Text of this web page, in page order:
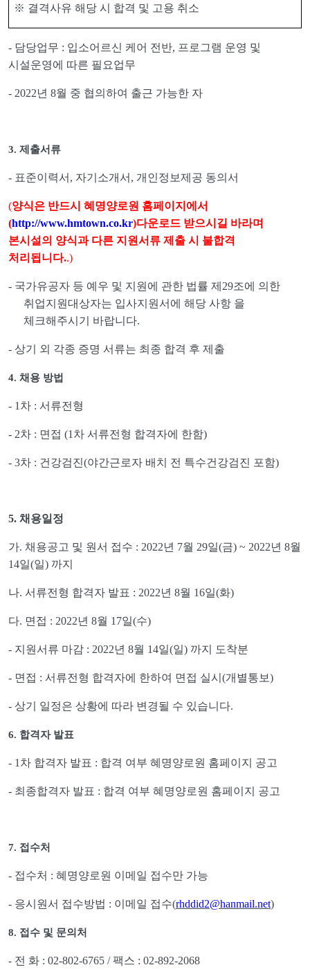
※ 결격사유 해당 시 합격 및 고용 취소
- 담당업무 : 입소어르신 케어 전반, 프로그램 운영 및
시설운영에 따른 필요업무
- 2022년 8월 중 협의하여 출근 가능한 자
3. 제출서류
- 표준이력서 , 자기소개서 , 개인정보제공 동의서
(양식은 반드시 혜명양로원 홈페이지에서
(http://www.hmtown.co.kr)다운로드 받으시길 바라며
본시설의 양식과 다른 지원서류 제출 시 불합격
처리됩니다..)
- 국가유공자 등 예우 및 지원에 관한 법률 제 29조에 의한
취업지원대상자는 입사지원서에 해당 사항 을
체크해주시기 바랍니다.
- 상기 외 각종 증명 서류는 최종 합격 후 제출
4. 채용 방법
- 1 차 : 서류전형
- 2차 : 면접 (1 차 서류전형 합격자에 한함)
- 3차 : 건강검진(야간근로자 배치 전 특수건강검진 포함)
5. 채용일정
가. 채용공고 및 원서 접수 : 2022년 7월 29일(금) ~ 2022년 8월
14일(일) 까지
나. 서류전형 합격자 발표 : 2022년 8월 16일(화)
다. 면접 : 2022년 8월 17일(수)
- 지원서류 마감 : 2022년 8월 14일(일) 까지 도착분
- 면접 : 서류전형 합격자에 한하여 면접 실시 (개별통보)
- 상기 일정은 상황에 따라 변경될 수 있습니다.
6. 합격자 발표
- 1 차 합격자 발표 : 합격 여부 혜명양로원 홈페이지 공고
- 최종합격자 발표 : 합격 여부 혜명양로원 홈페이지 공고
7. 접수처
- 접수처 : 혜명양로원 이메일 접수만 가능
- 응시원서 접수방법 : 이메일 접수(rhddid2@hanmail.net)
8. 접수 및 문의처
- 전 화 : 02-802-6765 / 팩스 : 02-892-2068